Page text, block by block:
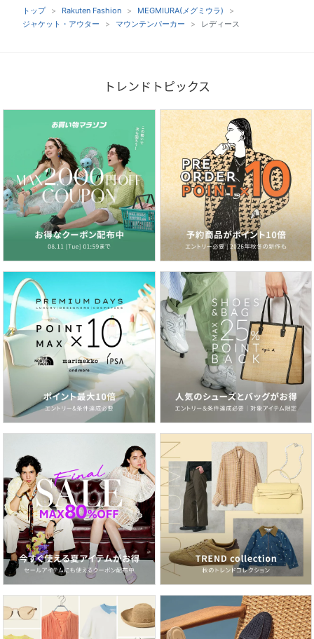
トップ Rakuten Fashion
MEGMIURA(メグミウラ)
ジャケット・アウター
マウンテンパーカー レディース
トレンドトピックス